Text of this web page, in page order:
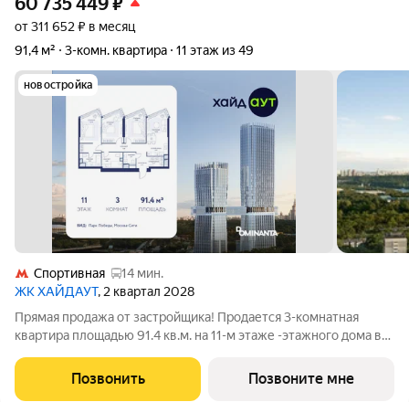
от 311 652 ₽ в месяц
91,4 м²
3-комн. квартира 11 этаж из 49
новостройка
Спортивная
14 мин.
ЖК ХАЙДАУТ, 2 квартал 2028
Прямая продажа от застройщика! Продается 3-комнатная
квартира площадью 91.4 кв.м. на 11-м этаже -этажного дома в
Победы, Долина реки Сетунь, МГУ, Москва-Сити, Воробьевы
горы. Высота потолков 3,25 м.
Позвонить Позвоните мне